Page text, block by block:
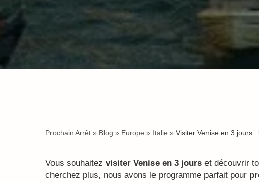
Prochain Arrêt » Blog » Europe » Italie » Visiter Venise en 3 jours :
Vous souhaitez visiter Venise en 3 jours et découvrir
cherchez plus, nous avons le programme parfait pour